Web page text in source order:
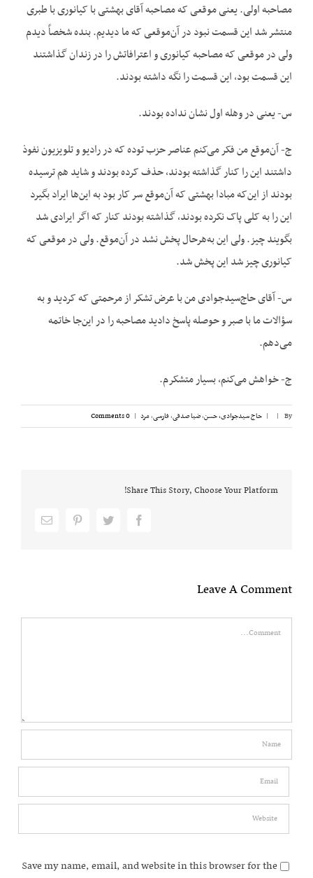
مصاحبه اولی. یعنی موقعی که مصاحبه آقای بهشتی با کیانوری با طبری
منتشر شد این قسمت نبود در آن‌موقعی که ما دیدیم. بنده شخصاً دیدم
ولی در موقعی که مصاحبه کیانوری و اعترافاتش را در زندان گذاشتند
این قسمت بود، این قسمت را نگه داشته بودند.
س- یعنی در وهله اول نشان نداده بودند.
ج- آن‌موقع من فکر می‌کنم عناصر حزب توده که در رادیو و تلویزیون نفوذ
داشتند این را کنار گذاشته بودند، حذف کرده بودند و شاید هم ترسیده
بودند از این‌که مبادا بهشتی که آن‌موقع سر کار بود به این‌ها ایراد بگیرد
این را به کلی پاک نکرده بودند، گذاشته بودند کنار که اگر ایرادی شد
بگویند چیز. ولی این به‌هرحال پخش نشد در آن‌موقع. ولی در موقعی که
کیانوری چیز شد این پخش شد.
س- آقای حاج‌سیدجوادی من با عرض تشکر از مرحمتی که کردید و به
سؤالات ما با صبر و حوصله پاسخ دادید مصاحبه را در این‌جا خاتمه
می‌دهم.
ج- خواهش می‌کنم، بسیار متشکرم.
By
|
| حاج سیدجوادی، حسن,ضیا صدقی,فارسی,مرد |
0 Comments
Share This Story, Choose Your Platform!
facebook
twitter
pinterest
Email
Leave A Comment
Comment
Save my name, email, and website in this browser for the